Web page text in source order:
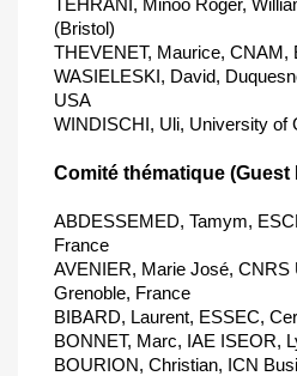
TEHRANI, Minoo Roger,
(Bristol)
THEVENET, Maurice, CNAM,
WASIELESKI, David,
USA
WINDISCHI, Uli, University of
Comité thématique (Guest
ABDESSEMED, Tamym,
France
AVENIER, Marie José, CNRS
Grenoble, France
BIBARD, Laurent, ESSEC,
BONNET, Marc, IAE ISEOR,
BOURION, Christian, ICN